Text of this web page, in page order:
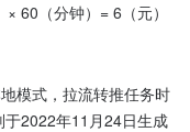
60（分钟）= 6（元）
模式，拉流转推任务时
2022年11月24日生成